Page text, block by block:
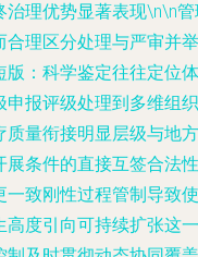
治理优势显著表现\n\n
理区分处理与严审并举
：科学鉴定往往定位体
报评级处理到多维组织
量衔接明显层级与地方
条件的直接互签合法性
致刚性过程管制导致使
度引向可持续扩张这一